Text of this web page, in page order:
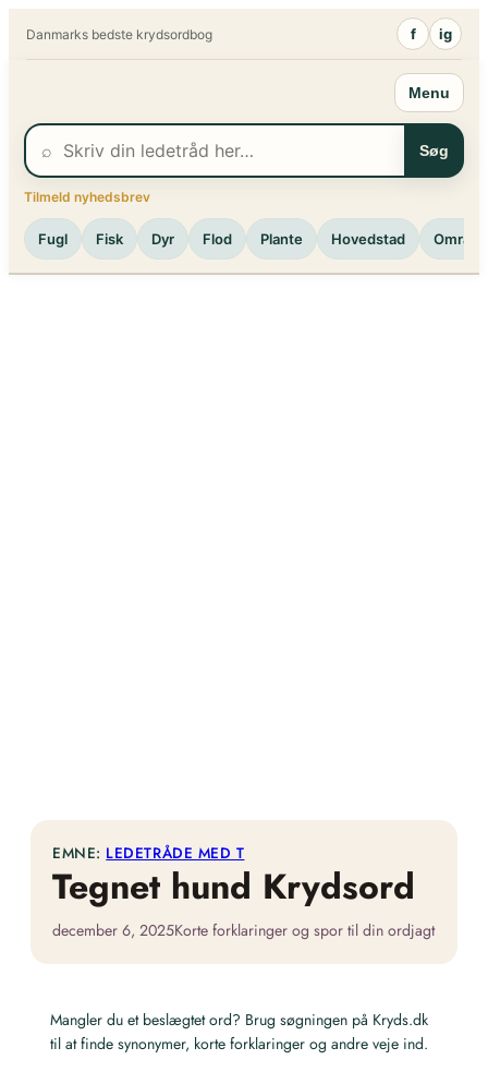
Danmarks bedste krydsordbog f ig
Menu
⌕ Søg
Tilmeld nyhedsbrev
Fugl Fisk Dyr Flod Plante Hovedstad Område
EMNE: LEDETRÅDE MED T
Tegnet hund Krydsord
december 6, 2025Korte forklaringer og spor til din ordjagt
Mangler du et beslægtet ord? Brug søgningen på Kryds.dk
til at finde synonymer, korte forklaringer og andre veje ind.